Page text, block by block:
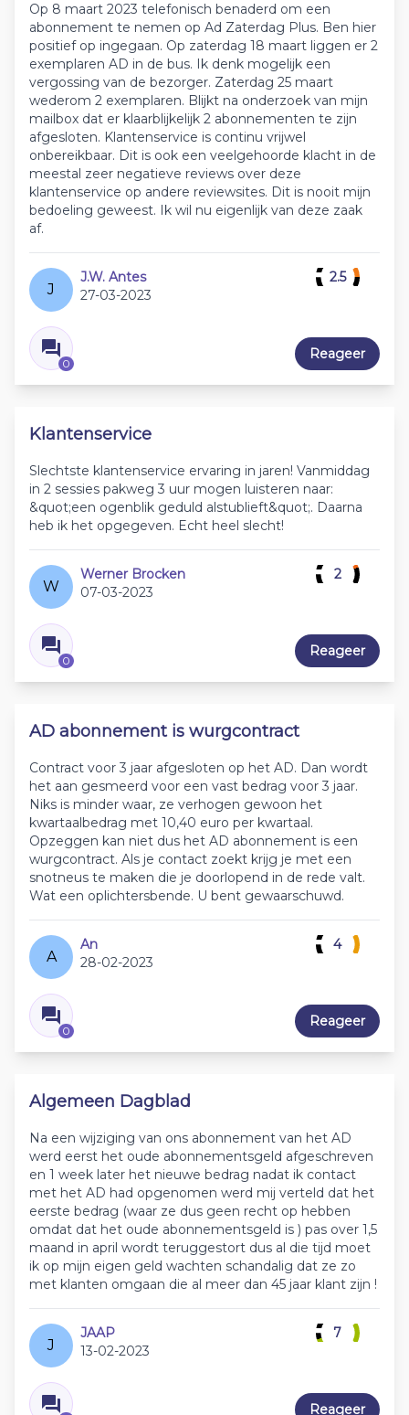
Op 8 maart 2023 telefonisch benaderd om een
abonnement te nemen op Ad Zaterdag Plus. Ben hier
positief op ingegaan. Op zaterdag 18 maart liggen er 2
exemplaren AD in de bus. Ik denk mogelijk een
vergossing van de bezorger. Zaterdag 25 maart
wederom 2 exemplaren. Blijkt na onderzoek van mijn
mailbox dat er klaarblijkelijk 2 abonnementen te zijn
afgesloten. Klantenservice is continu vrijwel
onbereikbaar. Dit is ook een veelgehoorde klacht in de
meestal zeer negatieve reviews over deze
klantenservice op andere reviewsites. Dit is nooit mijn
bedoeling geweest. Ik wil nu eigenlijk van deze zaak
af.
J
J.W. Antes
27-03-2023
0
2.5
Reageer
Klantenservice
Slechtste klantenservice ervaring in jaren! Vanmiddag
in 2 sessies pakweg 3 uur mogen luisteren naar:
&quot;een ogenblik geduld alstublieft&quot;. Daarna
heb ik het opgegeven. Echt heel slecht!
W
Werner Brocken
07-03-2023
0
2
Reageer
AD abonnement is wurgcontract
Contract voor 3 jaar afgesloten op het AD. Dan wordt
het aan gesmeerd voor een vast bedrag voor 3 jaar.
Niks is minder waar, ze verhogen gewoon het
kwartaalbedrag met 10,40 euro per kwartaal.
Opzeggen kan niet dus het AD abonnement is een
wurgcontract. Als je contact zoekt krijg je met een
snotneus te maken die je doorlopend in de rede valt.
Wat een oplichtersbende. U bent gewaarschuwd.
A
An
28-02-2023
0
4
Reageer
Algemeen Dagblad
Na een wijziging van ons abonnement van het AD
werd eerst het oude abonnementsgeld afgeschreven
en 1 week later het nieuwe bedrag nadat ik contact
met het AD had opgenomen werd mij verteld dat het
eerste bedrag (waar ze dus geen recht op hebben
omdat dat het oude abonnementsgeld is ) pas over 1,5
maand in april wordt teruggestort dus al die tijd moet
ik op mijn eigen geld wachten schandalig dat ze zo
met klanten omgaan die al meer dan 45 jaar klant zijn !
J
JAAP
13-02-2023
7
Reageer